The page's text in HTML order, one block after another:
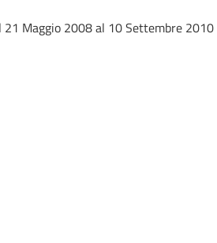
21 Maggio 2008 al 10 Settembre 2010